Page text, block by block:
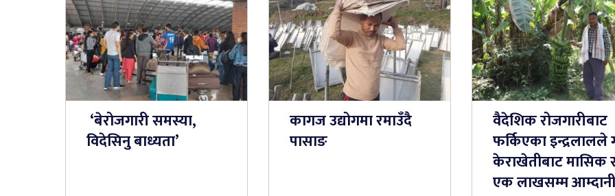
‘बेरोजगारी समस्या,
विदेसिनु बाध्यता’
कागज उद्योगमा रमाउँदै
पासाङ
वैदेशिक रोजगारीबाट
फर्किएका इन्द्रलालले
केराखेतीबाट मासिक
एक लाखसम्म आम्दानी